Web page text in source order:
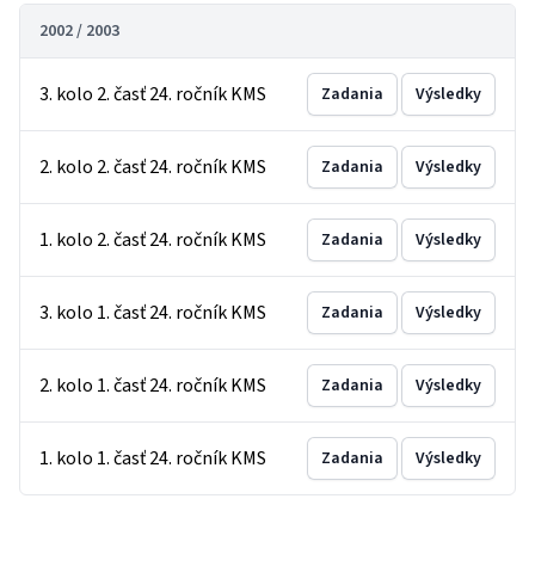
2002 / 2003
3. kolo 2. časť 24. ročník KMS Zadania Výsledky
2. kolo 2. časť 24. ročník KMS Zadania Výsledky
1. kolo 2. časť 24. ročník KMS Zadania Výsledky
3. kolo 1. časť 24. ročník KMS Zadania Výsledky
2. kolo 1. časť 24. ročník KMS Zadania Výsledky
1. kolo 1. časť 24. ročník KMS Zadania Výsledky